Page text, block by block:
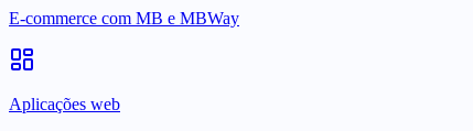
E-commerce com MB e MBWay
Aplicações web